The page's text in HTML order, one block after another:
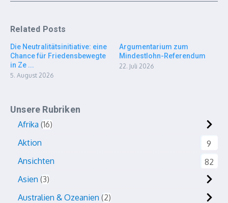
Related Posts
Die Neutralitätsinitiative: eine
Chance für Friedensbewegte
in Ze ...
5. August 2026
Argumentarium zum
Mindestlohn-Referendum
22. Juli 2026
Unsere Rubriken
Afrika 16
Aktion
9
Ansichten
82
Asien 3
Australien & Ozeanien 2